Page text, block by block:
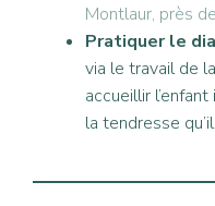
Montlaur, près
Pratiquer le
via le travail de la
accueillir
la tendresse